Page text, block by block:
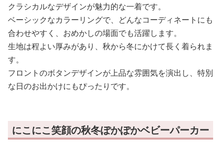
クラシカルなデザインが魅力的な一着です。
ベーシックなカラーリングで、どんなコーディネートにも
合わせやすく、おめかしの場面でも活躍します。
生地は程よい厚みがあり、秋から冬にかけて長く着られま
す。
フロントのボタンデザインが上品な雰囲気を演出し、特別
な日のお出かけにもぴったりです。
にこにこ笑顔の秋冬ぽかぽかベビーパーカー